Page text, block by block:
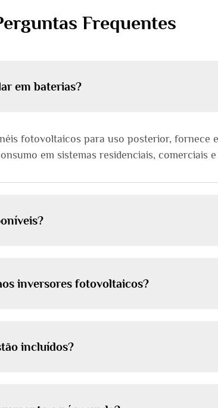
Frequentes
em baterias?
fotovoltaicos para uso posterior, fornece
em sistemas residenciais, comerciais
inversores fotovoltaicos?
incluídos?